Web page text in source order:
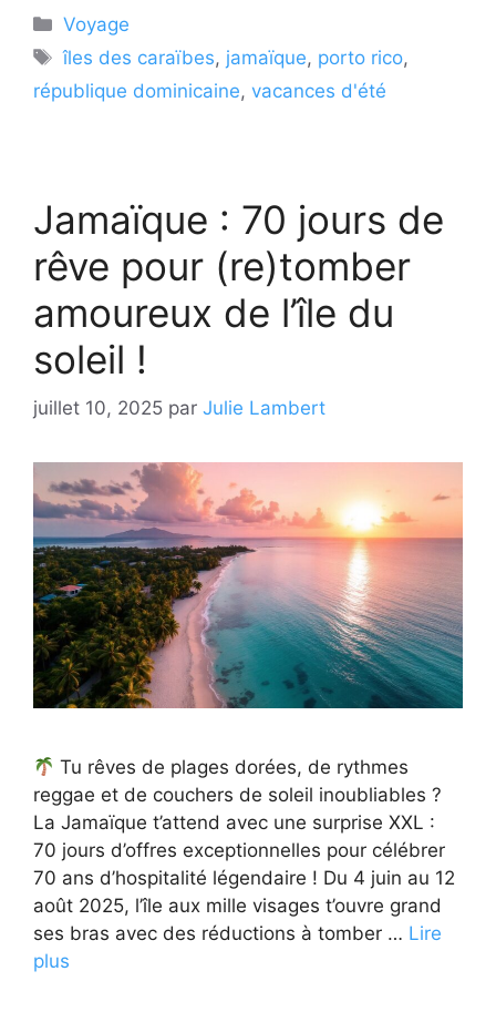
Catégories
Voyage
Étiquettes
îles des caraïbes, jamaïque, porto rico,
république dominicaine, vacances d'été
Jamaïque : 70 jours de
rêve pour (re)tomber
amoureux de l’île du
soleil !
juillet 10, 2025 par Julie Lambert
Tu rêves de plages dorées, de rythmes
reggae et de couchers de soleil inoubliables ?
La Jamaïque t’attend avec une surprise XXL :
70 jours d’offres exceptionnelles pour célébrer
70 ans d’hospitalité légendaire ! Du 4 juin au 12
août 2025, l’île aux mille visages t’ouvre grand
ses bras avec des réductions à tomber … Lire
plus